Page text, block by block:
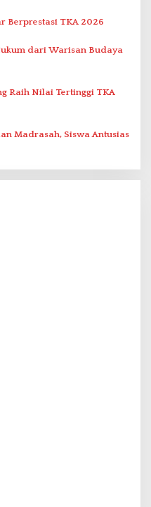
Berprestasi TKA 2026
dari Warisan Budaya
Raih Nilai Tertinggi TKA
Madrasah, Siswa Antusias